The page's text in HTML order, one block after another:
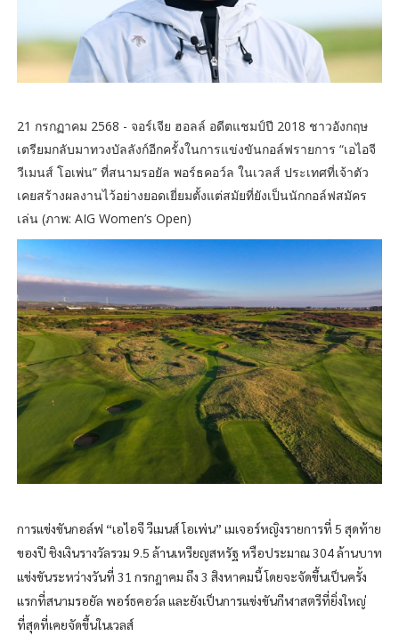
21 กรกฏาคม 2568 - จอร์เจีย ฮอลล์ อดีตแชมป์ปี 2018 ชาวอังกฤษ
เตรียมกลับมาทวงบัลลังก์อีกครั้งในการแข่งขันกอล์ฟรายการ “เอไอจี
วีเมนส์ โอเพ่น” ที่สนามรอยัล พอร์ธคอว์ล ในเวลส์ ประเทศที่เจ้าตัว
เคยสร้างผลงานไว้อย่างยอดเยี่ยมตั้งแต่สมัยที่ยังเป็นนักกอล์ฟสมัคร
เล่น (ภาพ: AIG Women’s Open)
การแข่งขันกอล์ฟ “เอไอจี วีเมนส์ โอเพ่น” เมเจอร์หญิงรายการที่ 5 สุดท้าย
ของปี ชิงเงินรางวัลรวม 9.5 ล้านเหรียญสหรัฐ หรือประมาณ 304 ล้านบาท
แข่งขันระหว่างวันที่ 31 กรกฎาคม ถึง 3 สิงหาคมนี้ โดยจะจัดขึ้นเป็นครั้ง
แรกที่สนามรอยัล พอร์ธคอว์ล และยังเป็นการแข่งขันกีฬาสตรีที่ยิ่งใหญ่
ที่สุดที่เคยจัดขึ้นในเวลส์